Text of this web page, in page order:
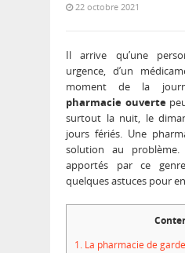
22 octobre 2021
Il arrive qu’une
urgence, d’un
moment de la
pharmacie ouverte
surtout la nuit, le
jours fériés. Une
solution au problème.
apportés par ce
quelques astuces pour
1. La pharmacie de